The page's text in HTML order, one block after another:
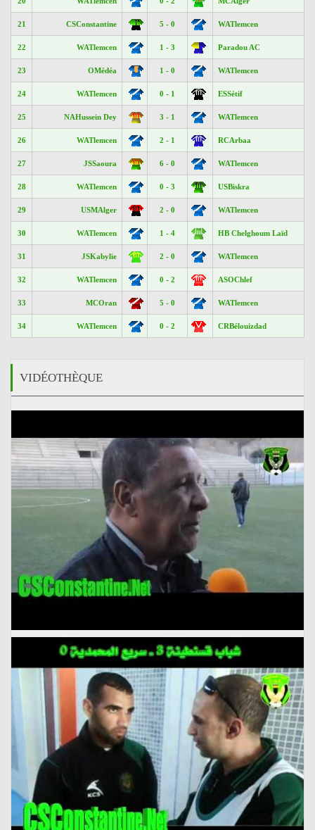
21 CSConstantine 5 - 0 WATlemcen
22 WATlemcen 1 - 3 Paradou AC
23 OMédéa 1 - 0 WATlemcen
24 WATlemcen 0 - 1 ESSétif
25 NAHussein Dey 3 - 1 WATlemcen
26 WATlemcen 2 - 1 RCArbaa
27 JSSaoura 6 - 0 WATlemcen
28 WATlemcen 0 - 3 USBiskra
29 USMAlger 2 - 0 WATlemcen
30 WATlemcen 1 - 4 HB Chelghoum Laïd
31 JSKabylie 2 - 0 WATlemcen
32 WATlemcen 0 - 2 ASOChlef
33 MCOran 5 - 0 WATlemcen
34 WATlemcen 0 - 2 CRBélouizdad
VIDÉOTHÈQUE